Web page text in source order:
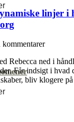
linjer i
kommentarer
Rebecca ned i
Får indsigt i hvad
bliv klogere